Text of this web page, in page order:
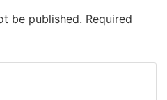
be published. Required